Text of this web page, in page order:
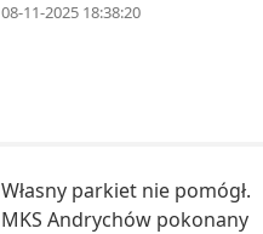
08-11-2025 18:38:20
Własny parkiet nie pomógł.
MKS Andrychów pokonany